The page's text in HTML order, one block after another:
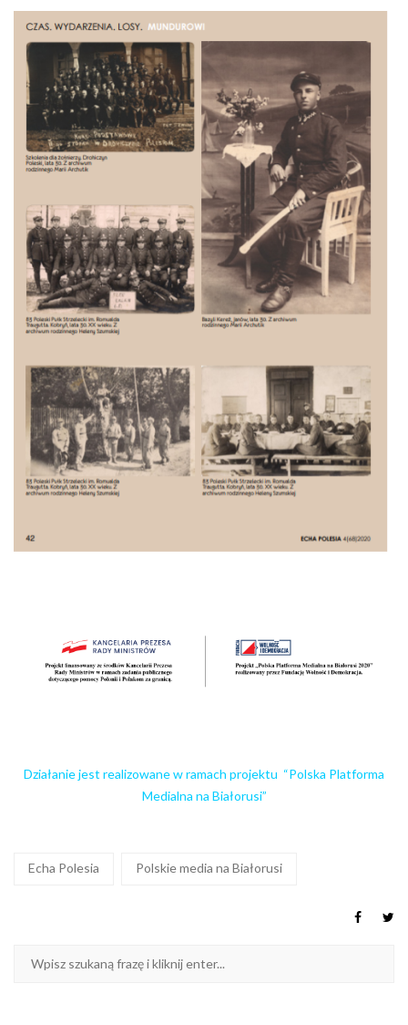
Działanie jest realizowane w ramach projektu “Polska Platforma
Medialna na Białorusi”
Echa Polesia Polskie media na Białorusi